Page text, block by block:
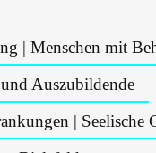
| Menschen mit
Auszubildende
| Seelische